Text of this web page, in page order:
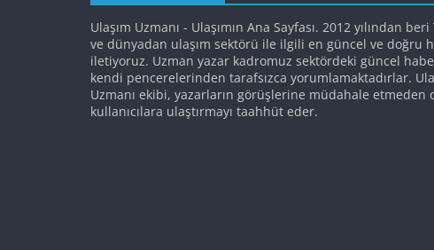
Ulaşım Uzmanı - Ulaşımın Ana Sayfası. 2012 yılından
ve dünyadan ulaşım sektörü ile ilgili en güncel ve doğru
iletiyoruz. Uzman yazar kadromuz sektördeki güncel
kendi pencerelerinden tarafsızca yorumlamaktadırlar.
Uzmanı ekibi, yazarların görüşlerine müdahale etmeden
kullanıcılara ulaştırmayı taahhüt eder.